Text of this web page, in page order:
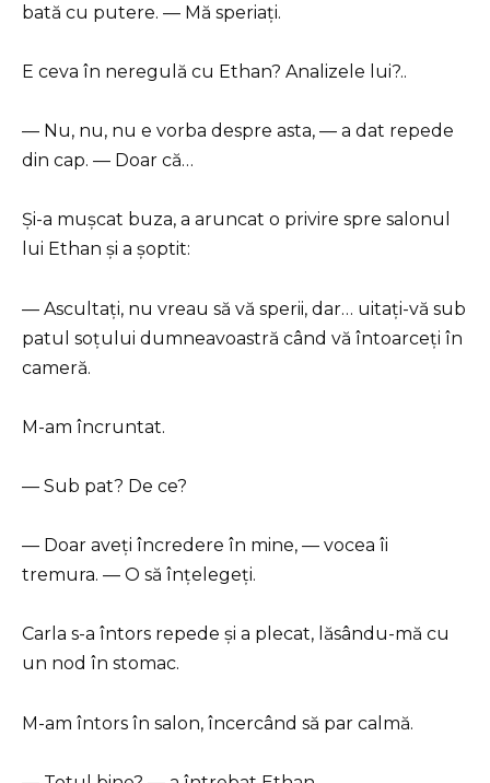
bată cu putere. — Mă speriați.
E ceva în neregulă cu Ethan? Analizele lui?..
— Nu, nu, nu e vorba despre asta, — a dat repede
din cap. — Doar că…
Și-a mușcat buza, a aruncat o privire spre salonul
lui Ethan și a șoptit:
— Ascultați, nu vreau să vă sperii, dar… uitați-vă sub
patul soțului dumneavoastră când vă întoarceți în
cameră.
M-am încruntat.
— Sub pat? De ce?
— Doar aveți încredere în mine, — vocea îi
tremura. — O să înțelegeți.
Carla s-a întors repede și a plecat, lăsându-mă cu
un nod în stomac.
M-am întors în salon, încercând să par calmă.